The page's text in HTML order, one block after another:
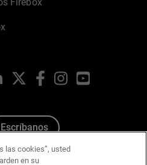
LinkedIn FacebookInstagramYouTube
Escríbanos
las cookies”, usted
en su